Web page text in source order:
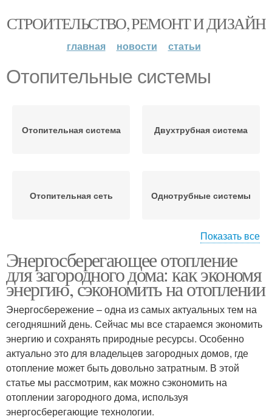
СТРОИТЕЛЬСТВО, РЕМОНТ И ДИЗАЙН
главная новости статьи
Отопительные системы
Отопительная система Двухтрубная система
Отопительная сеть Однотрубные системы
Однотрубная система Скрытая система
Показать все
Энергосберегающее отопление
для загородного дома: как экономя
энергию, сэкономить на отоплении
Энергосбережение – одна из самых актуальных тем на
сегодняшний день. Сейчас мы все стараемся экономить
энергию и сохранять природные ресурсы. Особенно
актуально это для владельцев загородных домов, где
отопление может быть довольно затратным. В этой
статье мы рассмотрим, как можно сэкономить на
отоплении загородного дома, используя
энергосберегающие технологии.